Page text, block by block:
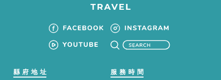
縣府地址 服務時間